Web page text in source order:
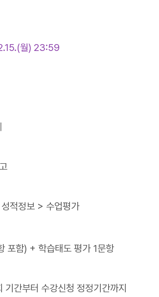
월) 23:59
적정보 > 수업평가
포함) + 학습태도 평가 1문항
간부터 수강신청 정정기간까지